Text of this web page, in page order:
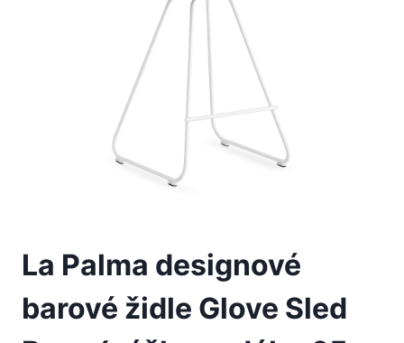
La Palma designové
barové židle Glove Sled